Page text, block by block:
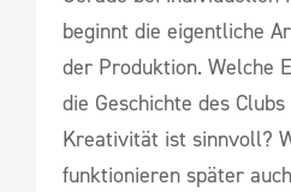
beginnt die eigentliche
der Produktion. Welche
die Geschichte des
Kreativität ist sinnvoll?
funktionieren später